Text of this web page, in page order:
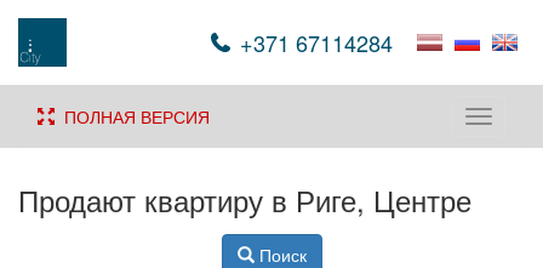
+371 67114284
Toggle
ПОЛНАЯ ВЕРСИЯ
Продают квартиру в Риге, Центре
Поиск